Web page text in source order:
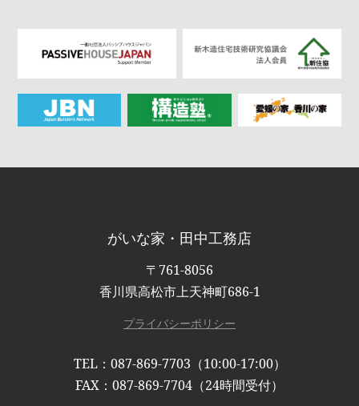
がいな家・田中工務店
〒761-8056
香川県高松市上天神町686-1
プライバシーポリシー
TEL：087-869-7703（10:00-17:00）
FAX：087-869-7704（24時間受付）